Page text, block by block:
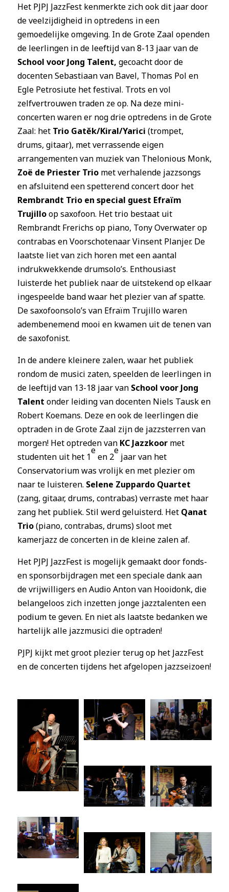
Het PJPJ JazzFest kenmerkte zich ook dit jaar door
de veelzijdigheid in optredens in een
gemoedelijke omgeving. In de Grote Zaal openden
de leerlingen in de leeftijd van 8-13 jaar van de
School voor Jong Talent, gecoacht door de
docenten Sebastiaan van Bavel, Thomas Pol en
Egle Petrosiute het festival. Trots en vol
zelfvertrouwen traden ze op. Na deze mini-
concerten waren er nog drie optredens in de Grote
Zaal: het Trio Gatěk/Kiral/Yarici (trompet,
drums, gitaar), met verrassende eigen
arrangementen van muziek van Thelonious Monk,
Zoë de Priester Triomet verhalende jazzsongs
en afsluitend een spetterend concert door het
Rembrandt Trio en special guest Efraïm
Trujilloop saxofoon. Het trio bestaat uit
Rembrandt Frerichs op piano, Tony Overwater op
contrabas en Voorschotenaar Vinsent Planjer. De
laatste liet van zich horen met een aantal
indrukwekkende drumsolo’s. Enthousiast
luisterde het publiek naar de uitstekend op elkaar
ingespeelde band waar het plezier van af spatte.
De saxofoonsolo’s van Efraïm Trujillo waren
adembenemend mooi en kwamen uit de tenen van
de saxofonist.
In de andere kleinere zalen, waar het publiek
rondom de musici zaten, speelden de leerlingen in
de leeftijd van 13-18 jaar van School voor Jong
Talent onder leiding van docenten Niels Tausk en
Robert Koemans. Deze en ook de leerlingen die
optraden in de Grote Zaal zijn de jazzsterren van
morgen! Het optreden van KC Jazzkoormet
studenten uit het 1
e
en 2
e
jaar van het
Conservatorium was vrolijk en met plezier om
naar te luisteren. Selene Zuppardo Quartet
(zang, gitaar, drums, contrabas) verraste met haar
zang het publiek. Stil werd geluisterd. Het Qanat
Trio(piano, contrabas, drums) sloot met
kamerjazz de concerten in de kleine zalen af.
Het PJPJ JazzFest is mogelijk gemaakt door fonds-
en sponsorbijdragen met een speciale dank aan
de vrijwilligers en Audio Anton van Hooidonk, die
belangeloos zich inzetten jonge jazztalenten een
podium te geven. En niet als laatste bedanken we
hartelijk alle jazzmusici die optraden!
PJPJ kijkt met groot plezier terug op het JazzFest
en de concerten tijdens het afgelopen jazzseizoen!